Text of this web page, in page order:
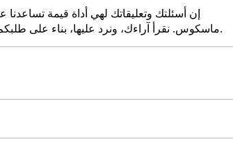
إن أسئلتك وتعليقاتك لهي أداة قيمة
ماسكوس. نقرأ آراءك، ونرد عليها، بناء على طلبكم في أسرع وقت ممكن.